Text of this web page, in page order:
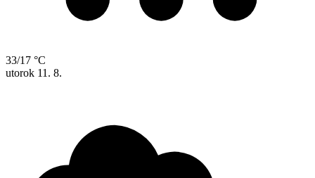
33/17 °C
utorok 11. 8.